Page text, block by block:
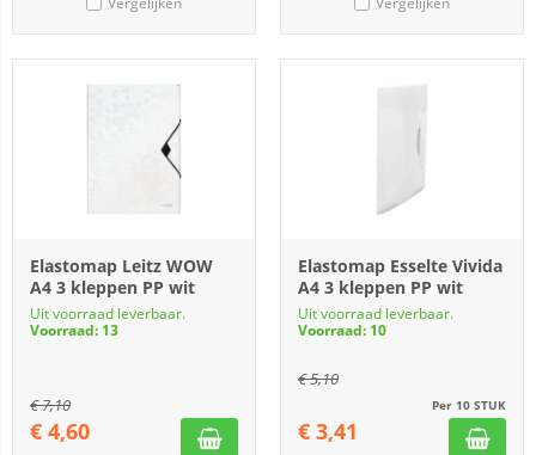
Elastomap Leitz WOW
A4 3 kleppen PP wit
Uit voorraad leverbaar.
Voorraad: 13
€7,10
€ 4,60
Elastomap Esselte Vivida
A4 3 kleppen PP wit
Uit voorraad leverbaar.
Voorraad: 10
€5,10
Per 10 STUK
€ 3,41